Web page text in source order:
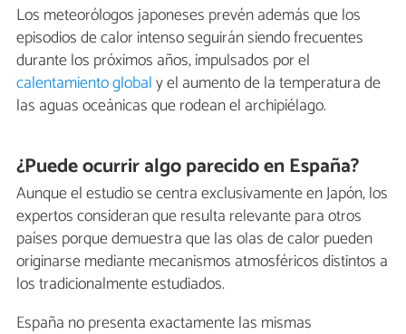
Los meteorólogos japoneses prevén además que los
episodios de calor intenso seguirán siendo frecuentes
durante los próximos años, impulsados por el
calentamiento globaly el aumento de la temperatura de
las aguas oceánicas que rodean el archipiélago.
¿Puede ocurrir algo parecido en España?
Aunque el estudio se centra exclusivamente en Japón, los
expertos consideran que resulta relevante para otros
países porque demuestra que las olas de calor pueden
originarse mediante mecanismos atmosféricos distintos a
los tradicionalmente estudiados.
España no presenta exactamente las mismas